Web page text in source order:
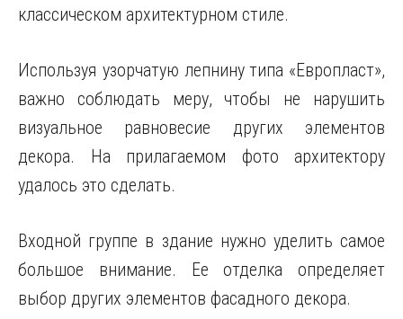
классическом архитектурном стиле.
Используя узорчатую лепнину типа «Европласт»,
важно соблюдать меру, чтобы не нарушить
визуальное равновесие других элементов
декора. На прилагаемом фото архитектору
удалось это сделать.
Входной группе в здание нужно уделить самое
большое внимание. Ее отделка определяет
выбор других элементов фасадного декора.